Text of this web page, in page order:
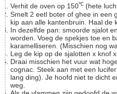
Verhit de oven op 150℃ (hete
Smelt 2 eetl boter of ghee in een grote braadpan en braad de
kip aan alle kantenbruin. Haal de
In dezelfde pan: smoorde sjalot en knoflook tot ze zacht
worden. Voeg de spekjes toe en
karamelliseren. (Misschien nog
Leg de kip op de sjalotten x knof
Draai misschien het vuur wat hoger en overgiet de kip met de
cognac. Steek aan met een
lang ding). Je hoofd niet te dicht
weg.